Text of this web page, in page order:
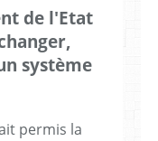
de l'Etat
système
permis la